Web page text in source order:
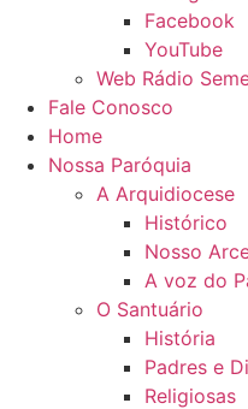
Facebook
YouTube
Web Rádio
Fale Conosco
Home
Nossa Paróquia
A Arquidiocese
Histórico
Nosso
A voz do
O Santuário
História
Padres e
Religiosas